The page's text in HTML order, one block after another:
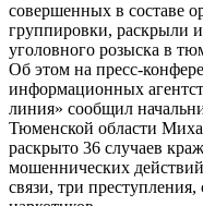
совершенных в составе
группировки, раскрыли
уголовного розыска в
Об этом на пресс-
информационных
линия» сообщил
Тюменской области
раскрыто 36 случаев
мошеннических
связи, три